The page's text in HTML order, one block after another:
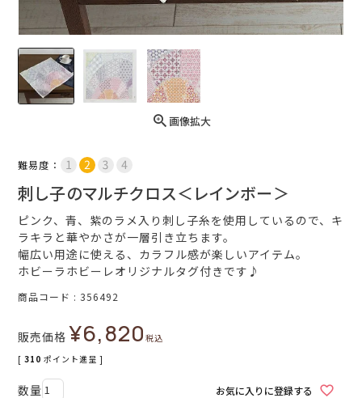
画像拡大
難易度：
刺し子のマルチクロス＜レインボー＞
ピンク、青、紫のラメ入り刺し子糸を使用しているので、キ
ラキラと華やかさが一層引き立ちます。
幅広い用途に使える、カラフル感が楽しいアイテム。
ホビーラホビーレオリジナルタグ付きです♪
商品コード 356492
販売価格 ¥6,820税込
[ 310 ポイント進呈 ]
お気に入りに登録する